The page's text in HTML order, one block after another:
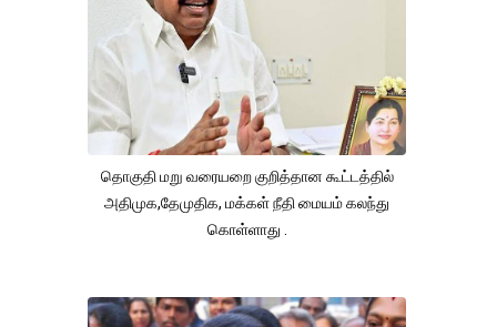
தொகுதி மறு வரையறை குறித்தான கூட்டத்தில்
அதிமுக,தேமுதிக, மக்கள் நீதி மையம் கலந்து
கொள்ளாது .